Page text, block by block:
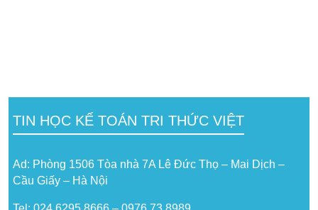
TIN HỌC KẾ TOÁN TRI THỨC VIỆT
Ad: Phòng 1506 Tòa nhà 7A Lê Đức Thọ – Mai Dịch –
Cầu Giấy – Hà Nội